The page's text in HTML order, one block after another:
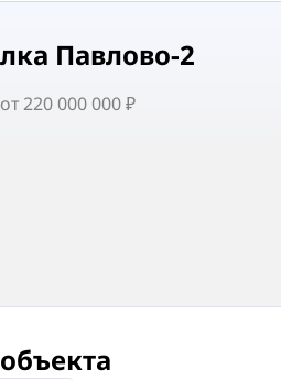
Павлово-2
220 000 000 ₽